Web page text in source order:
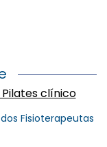
clínico
Fisioterapeutas